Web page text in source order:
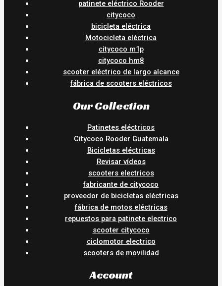
patinete eléctrico Rooder
citycoco
bicicleta eléctrica
Motocicleta eléctrica
citycoco m1p
citycoco hm8
scooter eléctrico de largo alcance
fábrica de scooters eléctricos
Our Collection
Patinetes eléctricos
Citycoco Rooder Guatemala
Bicicletas eléctricas
Revisar vídeos
scooters electricos
fabricante de citycoco
proveedor de bicicletas eléctricas
fábrica de motos eléctricas
repuestos para patinete electrico
scooter citycoco
ciclomotor electrico
scooters de movilidad
Account